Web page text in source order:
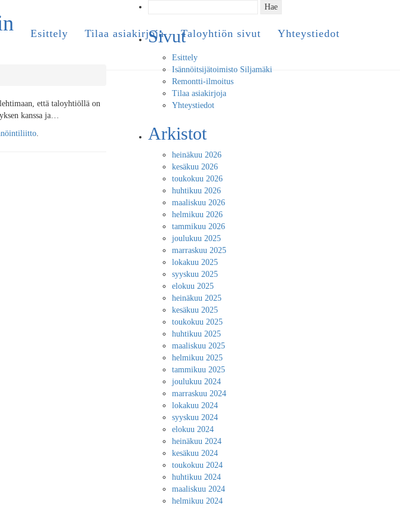
Esittely Tilaa asiakirjoja Taloyhtiön sivut Yhteystiedot
että taloyhtiöllä on
kanssa ja…
.
Sivut
Esittely
Isännöitsijätoimisto Siljamäki
Remontti-ilmoitus
Tilaa asiakirjoja
Yhteystiedot
Arkistot
heinäkuu 2026
kesäkuu 2026
toukokuu 2026
huhtikuu 2026
maaliskuu 2026
helmikuu 2026
tammikuu 2026
joulukuu 2025
marraskuu 2025
lokakuu 2025
syyskuu 2025
elokuu 2025
heinäkuu 2025
kesäkuu 2025
toukokuu 2025
huhtikuu 2025
maaliskuu 2025
helmikuu 2025
tammikuu 2025
joulukuu 2024
marraskuu 2024
lokakuu 2024
syyskuu 2024
elokuu 2024
heinäkuu 2024
kesäkuu 2024
toukokuu 2024
huhtikuu 2024
maaliskuu 2024
helmikuu 2024